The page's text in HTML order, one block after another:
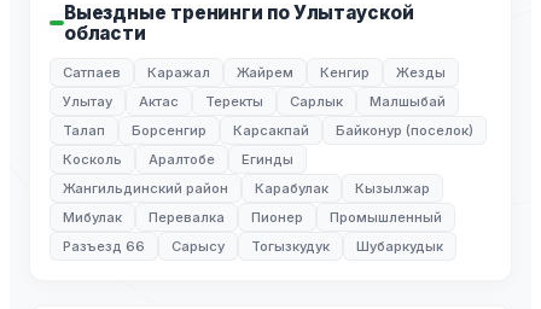
Выездные тренинги по Улытауской
области
Сатпаев Каражал Жайрем Кенгир
Жезды
Улытау
Актас Теректы Сарлык
Малшыбай
Талап
Борсенгир Карсакпай
Байконур (поселок)
Косколь
Аралтобе
Егинды
Жангильдинский район
Карабулак
Кызылжар
Мибулак
Перевалка Пионер
Промышленный
Разъезд 66
Сарысу Тогызкудук Шубаркудык